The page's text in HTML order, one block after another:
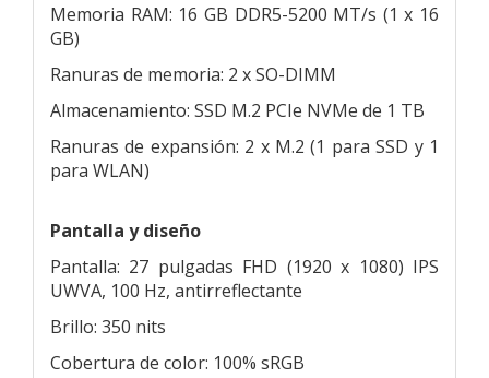
Memoria RAM: 16 GB DDR5-5200 MT/s (1 x 16
GB)
Ranuras de memoria: 2 x SO-DIMM
Almacenamiento: SSD M.2 PCIe NVMe de 1 TB
Ranuras de expansión: 2 x M.2 (1 para SSD y 1
para WLAN)
Pantalla y diseño
Pantalla: 27 pulgadas FHD (1920 x 1080) IPS
UWVA, 100 Hz, antirreflectante
Brillo: 350 nits
Cobertura de color: 100% sRGB